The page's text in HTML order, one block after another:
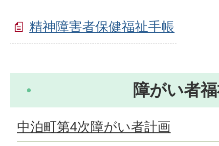
精神障害者保健福祉手帳
障がい者
中泊町第4次障がい者計画